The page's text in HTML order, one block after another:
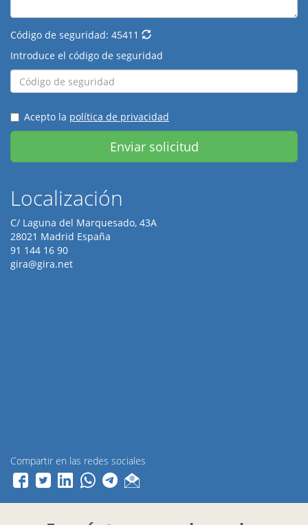
Código de seguridad: 45411
Introduce el código de seguridad
Acepto la política de privacidad
Enviar solicitud
Localización
C/ Laguna del Marquesado, 43A
28021 Madrid España
91 144 16 90
gira@gira.net
Compartir en las redes sociales